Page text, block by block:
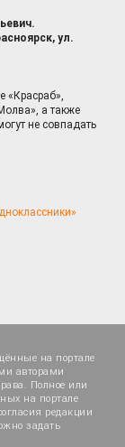
ул.
«Красраб»,
а также
не совпадать
на портале
авторами
Полное или
на портале
редакции
задать